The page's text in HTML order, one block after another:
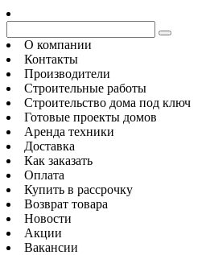
О компании
Контакты
Производители
Строительные работы
Строительство дома под ключ
Готовые проекты домов
Аренда техники
Доставка
Как заказать
Оплата
Купить в рассрочку
Возврат товара
Новости
Акции
Вакансии